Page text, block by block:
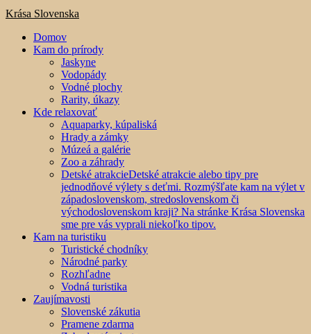
Krása Slovenska
Domov
Kam do prírody
Jaskyne
Vodopády
Vodné plochy
Rarity, úkazy
Kde relaxovať
Aquaparky, kúpaliská
Hrady a zámky
Múzeá a galérie
Zoo a záhrady
Detské atrakcieDetské atrakcie alebo tipy pre
jednodňové výlety s deťmi. Rozmýšľate kam na výlet v
západoslovenskom, stredoslovenskom či
východoslovenskom kraji? Na stránke Krása Slovenska
sme pre vás vyprali niekoľko tipov.
Kam na turistiku
Turistické chodníky
Národné parky
Rozhľadne
Vodná turistika
Zaujímavosti
Slovenské zákutia
Pramene zdarma